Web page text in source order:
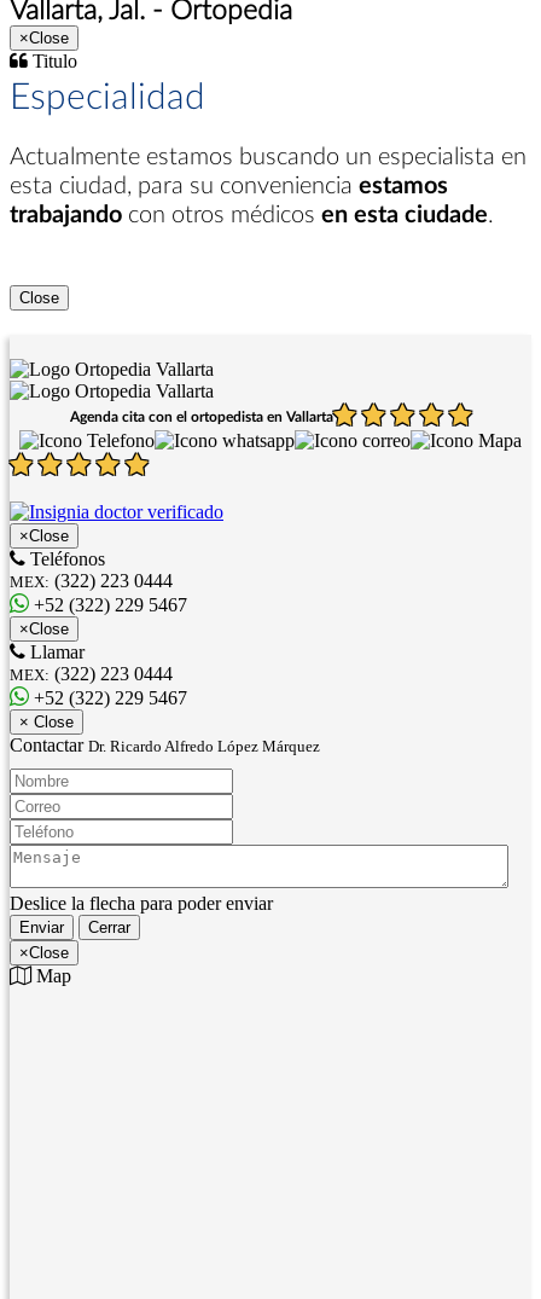
Vallarta, Jal. - Ortopedia
×Close
Titulo
Especialidad
Actualmente estamos buscando un especialista en
esta ciudad, para su conveniencia estamos
trabajando con otros médicos en esta ciudade.
Close
Agenda cita con el ortopedista en Vallarta
×Close
Teléfonos
MEX: (322) 223 0444
+52 (322) 229 5467
×Close
Llamar
MEX: (322) 223 0444
+52 (322) 229 5467
× Close
Contactar Dr. Ricardo Alfredo López Márquez
Nombre:
Correo:
Teléfono:
Mensaje:
Deslice la flecha para poder enviar
Enviar
Cerrar
×Close
Map